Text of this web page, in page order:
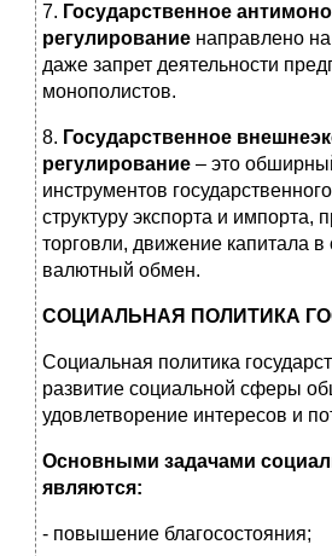
7. Государственное
регулирование направлено
даже запрет деятельности
монополистов.
8. Государственное
регулирование – это
инструментов
структуру экспорта и импорта,
торговли, движение капитала в
валютный обмен.
СОЦИАЛЬНАЯ ПОЛИТИКА
Социальная политика
развитие социальной сферы
удовлетворение интересов и
Основными задачами
являются:
- повышение благосостояния;